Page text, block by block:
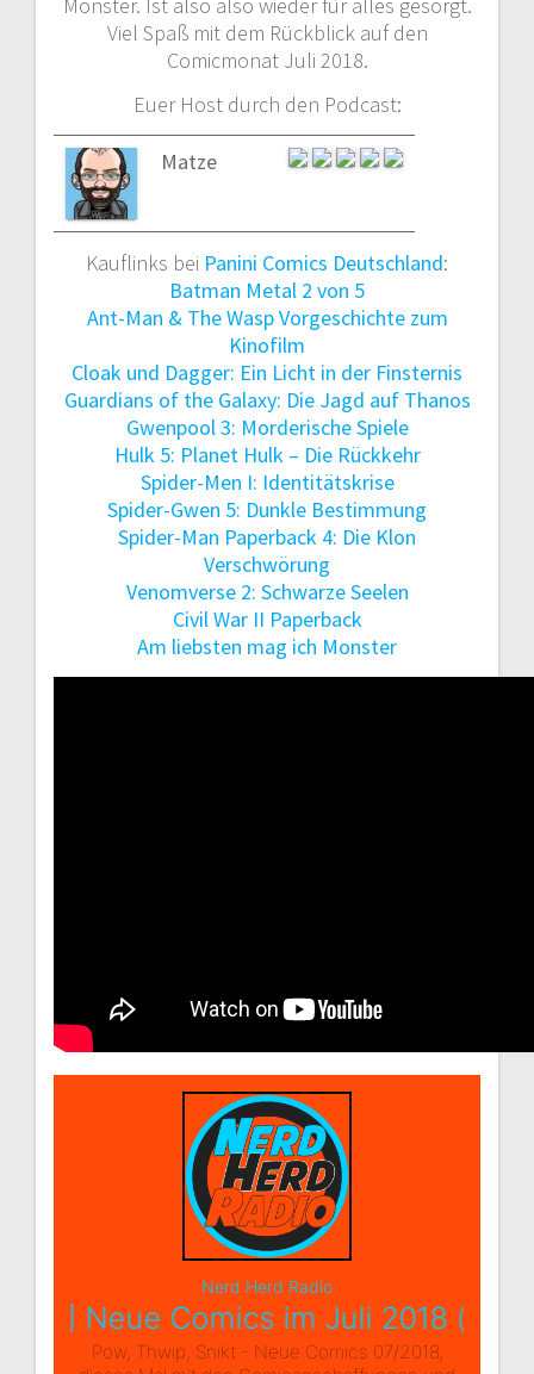
Viel Spaß mit dem Rückblick auf den
Comicmonat Juli 2018.
Euer Host durch den Podcast:
Matze
Kauflinks bei Panini Comics Deutschland:
Batman Metal 2 von 5
Ant-Man & The Wasp Vorgeschichte zum
Kinofilm
Cloak und Dagger: Ein Licht in der Finsternis
Guardians of the Galaxy: Die Jagd auf Thanos
Gwenpool 3: Morderische Spiele
Hulk 5: Planet Hulk – Die Rückkehr
Spider-Men I: Identitätskrise
Spider-Gwen 5: Dunkle Bestimmung
Spider-Man Paperback 4: Die Klon
Verschwörung
Venomverse 2: Schwarze Seelen
Civil War II Paperback
Am liebsten mag ich Monster